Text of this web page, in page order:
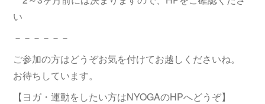
い
－－－－－－
ご参加の方はどうぞお気を付けてお越しくださいね。
お待ちしています。
【ヨガ・運動をしたい方はNYOGAのHPへどうぞ】